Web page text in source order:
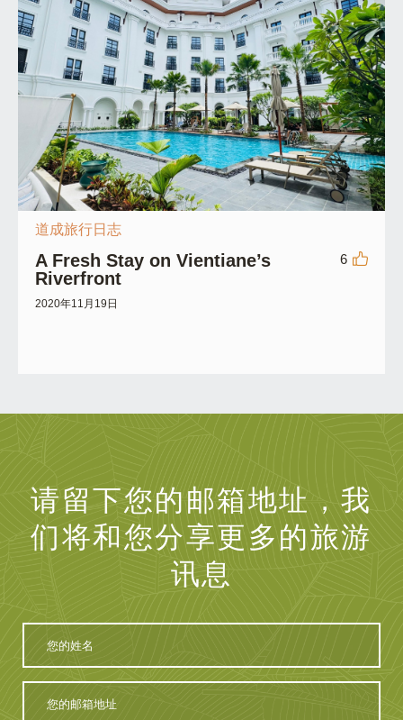
道成旅行日志
A Fresh Stay on Vientiane’s
Riverfront
6
2020年11月19日
请留下您的邮箱地址，我
们将和您分享更多的旅游
讯息
您
名